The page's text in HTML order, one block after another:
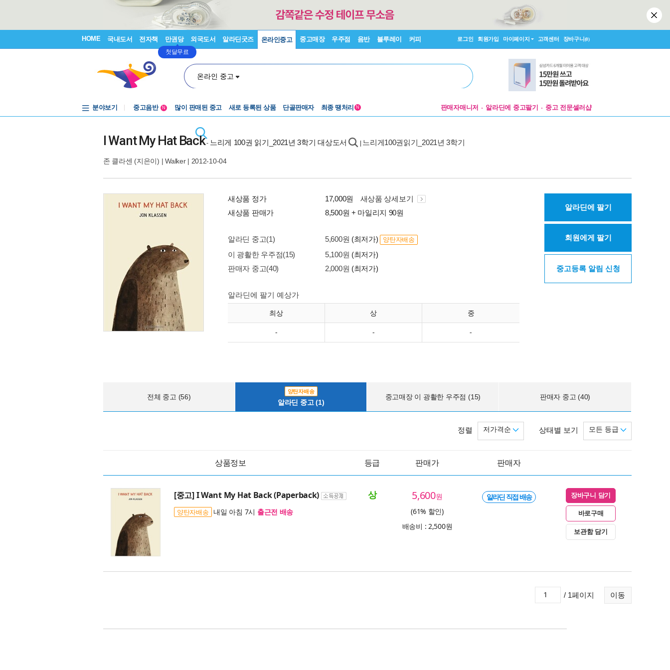
HOME 국내도서 전자책 만권당
첫달무료
외국도서 알라딘굿즈 온라인중고 중고매장 우주점 음반 블루레이 커피 로그인 회원가입 마이페이지 고객센터 장바구니(0)
온라인 중고
분야보기
중고음반
N 많이 판매된 중고 새로 등록된 상품 단골판매자 최종 땡처리 N 판매자매니저 알라딘에 중고팔기 중고 전문셀러샵
I Want My Hat Back- 느리게 100권 읽기_2021년 3학기 대상도서 느리게100권읽기_2021년 3학기
존 클라센 (지은이) |Walker| 2012-10-04
새상품 정가 17,000원
새상품 상세보기
새상품 판매가
8,500원 + 마일리지 90원
알라딘 중고(1) 5,600원 (최저가) 양탄자배송
이 광활한 우주점(15) 5,100원 (최저가)
판매자 중고(40)
2,000원 (최저가)
알라딘에 팔기 예상가
최상 상 중
- - -
알라딘에 팔기
회원에게 팔기
중고등록 알림 신청
전체 중고 (56)
양탄자배송
알라딘 중고 (1)
중고매장 이 광활한 우주점 (15) 판매자 중고 (40)
상태별 보기 모든 등급
정렬 저가격순
상품정보 등급 판매가 판매자
[중고] I Want My Hat Back (Paperback)
양탄자배송 내일 아침 7시 출근전 배송
상 5,600원
(61% 할인)
배송비 : 2,500원
알라딘 직접 배송 장바구니 담기
바로구매
보관함 담기
이동
/ 1페이지